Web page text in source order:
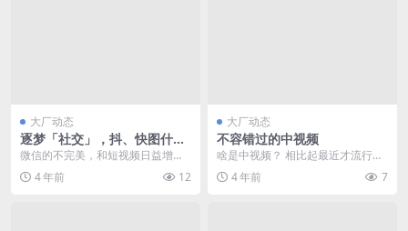
大厂动态
逐梦「社交」，抖、快图什
么？
微信的不完美，和短视频日益增长
的活跃用户数和使用时长，让抖
音、快手为代表的视频社...
4 年前 12
大厂动态
不容错过的中视频
啥是中视频？ 相比起最近才流行起
来的“中视频”，大多数人对于视频行
业里的另外两个...
4 年前 7